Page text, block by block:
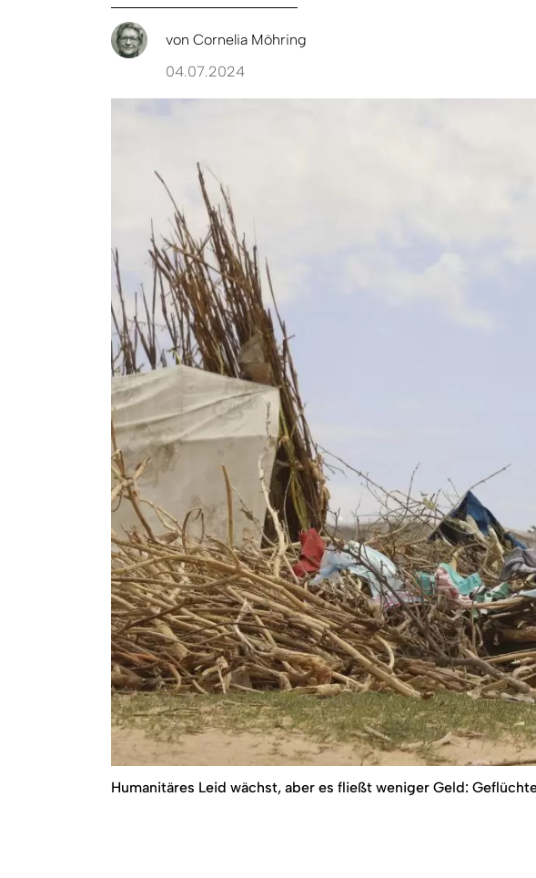
von Cornelia Möhring
04.07.2024
Humanitäres Leid wächst, aber es fließt weniger Geld: